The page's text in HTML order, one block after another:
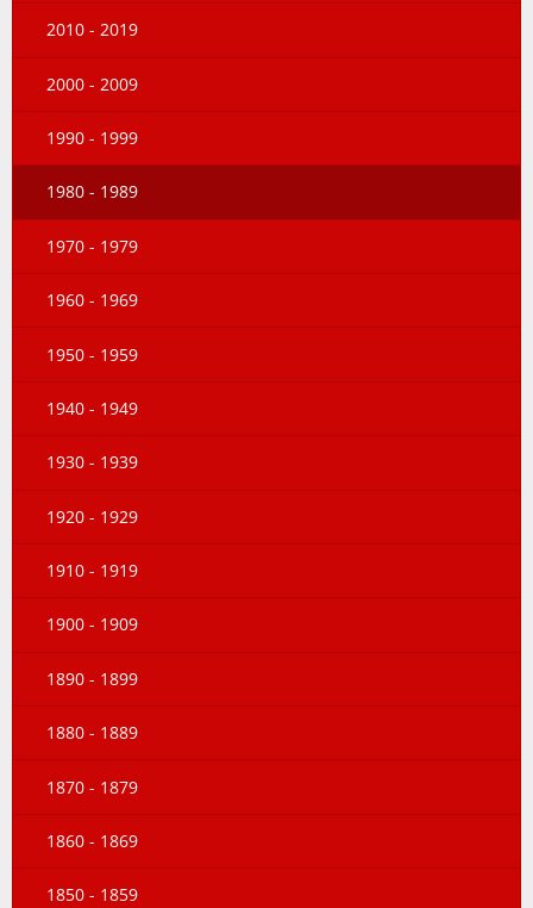
2010 - 2019
2000 - 2009
1990 - 1999
1980 - 1989
1970 - 1979
1960 - 1969
1950 - 1959
1940 - 1949
1930 - 1939
1920 - 1929
1910 - 1919
1900 - 1909
1890 - 1899
1880 - 1889
1870 - 1879
1860 - 1869
1850 - 1859